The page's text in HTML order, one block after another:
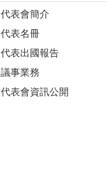
代表會簡介
代表名冊
代表出國報告
議事業務
代表會資訊公開